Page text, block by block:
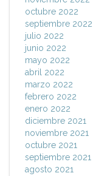
octubre 2022
septiembre 2022
julio 2022
junio 2022
mayo 2022
abril 2022
marzo 2022
febrero 2022
enero 2022
diciembre 2021
noviembre 2021
octubre 2021
septiembre 2021
agosto 2021